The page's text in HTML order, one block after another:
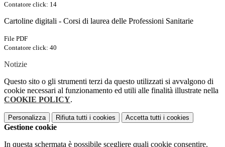
Contatore click: 14
Cartoline digitali - Corsi di laurea delle Professioni Sanitarie
File PDF
Contatore click: 40
Notizie
Questo sito o gli strumenti terzi da questo utilizzati si avvalgono di
cookie necessari al funzionamento ed utili alle finalità illustrate nella
COOKIE POLICY.
Personalizza Rifiuta tutti i cookies Accetta tutti i cookies
Gestione cookie
In questa schermata è possibile scegliere quali cookie consentire.